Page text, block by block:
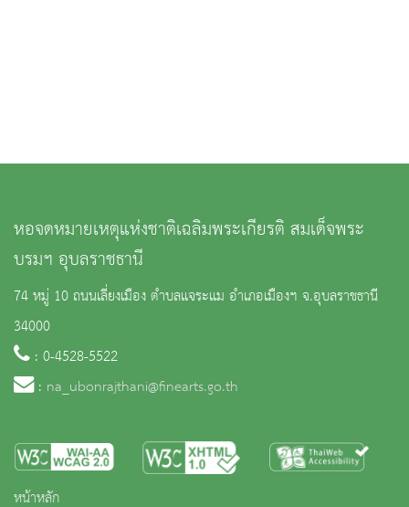
หอจดหมายเหตุแห่งชาติเฉลิมพระเกียรติ สมเด็จพระ
บรมฯ อุบลราชธานี
74 หมู่ 10 ถนนเลี่ยงเมือง ตำบลแจระแม อำเภอเมืองฯ จ.อุบลราชธานี
34000
: 0-4528-5522
: na_ubonrajthani@finearts.go.th
หน้าหลัก